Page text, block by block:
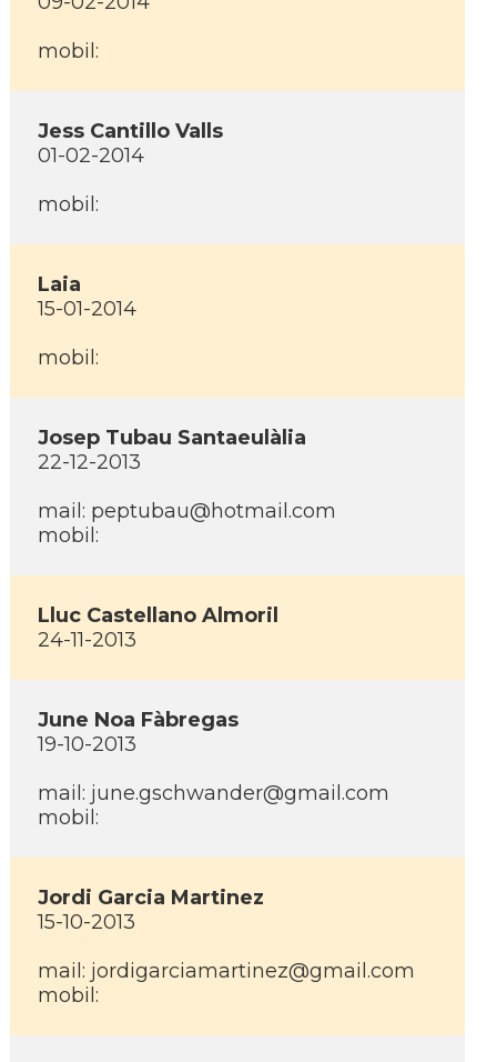
mobil:
Jess Cantillo Valls
01-02-2014
mobil:
Laia
15-01-2014
mobil:
Josep Tubau Santaeulàlia
22-12-2013
mail: peptubau@hotmail.com
mobil:
Lluc Castellano Almoril
24-11-2013
June Noa Fàbregas
19-10-2013
mail: june.gschwander@gmail.com
mobil:
Jordi Garcia Martinez
15-10-2013
mail: jordigarciamartinez@gmail.com
mobil: